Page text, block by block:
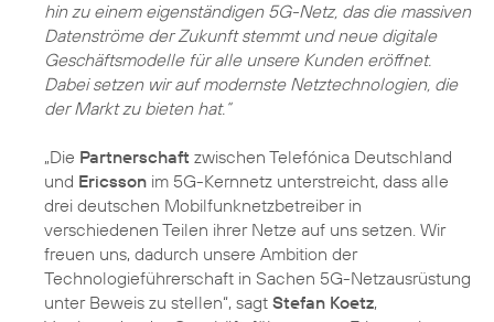
hin zu einem eigenständigen 5G-Netz, das die massiven
Datenströme der Zukunft stemmt und neue digitale
Geschäftsmodelle für alle unsere Kunden eröffnet.
Dabei setzen wir auf modernste Netztechnologien, die
der Markt zu bieten hat.“
„Die Partnerschaft zwischen Telefónica Deutschland
und Ericsson im 5G-Kernnetz unterstreicht, dass alle
drei deutschen Mobilfunknetzbetreiber in
verschiedenen Teilen ihrer Netze auf uns setzen. Wir
freuen uns, dadurch unsere Ambition der
Technologieführerschaft in Sachen 5G-Netzausrüstung
unter Beweis zu stellen“, sagt Stefan Koetz,